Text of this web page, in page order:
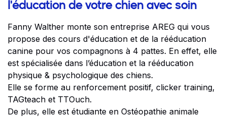
l'éducation de votre chien avec soin
Fanny Walther monte son entreprise AREG qui vous
propose des cours d'éducation et de la rééducation
canine pour vos compagnons à 4 pattes. En effet, elle
est spécialisée dans l’éducation et la rééducation
physique & psychologique des chiens.
Elle se forme au renforcement positif, clicker training,
TAGteach et TTOuch.
De plus, elle est étudiante en Ostéopathie animale